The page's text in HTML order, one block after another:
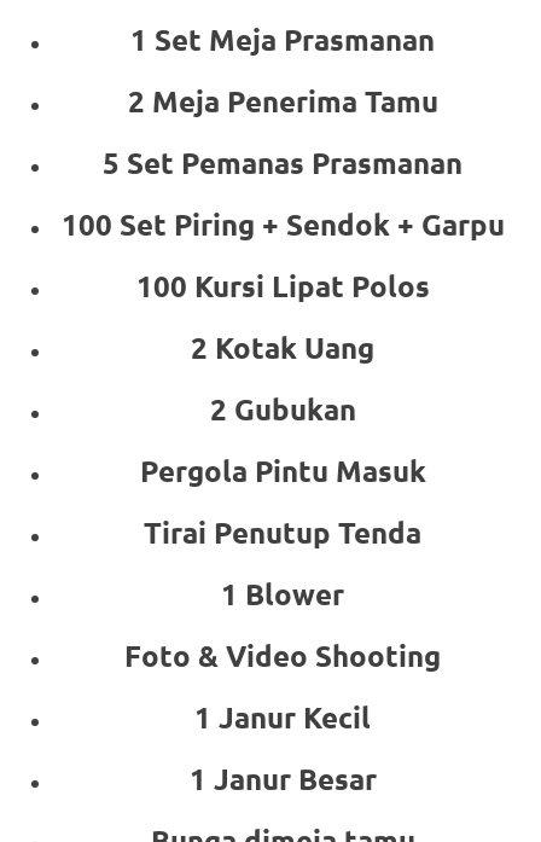
1 Set Meja Prasmanan
2 Meja Penerima Tamu
5 Set Pemanas Prasmanan
100 Set Piring + Sendok + Garpu
100 Kursi Lipat Polos
2 Kotak Uang
2 Gubukan
Pergola Pintu Masuk
Tirai Penutup Tenda
1 Blower
Foto & Video Shooting
1 Janur Kecil
1 Janur Besar